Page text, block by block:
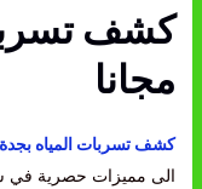
كشف
مجانا
كشف تسربات المياه بجدة
الى مميزات حصرية في